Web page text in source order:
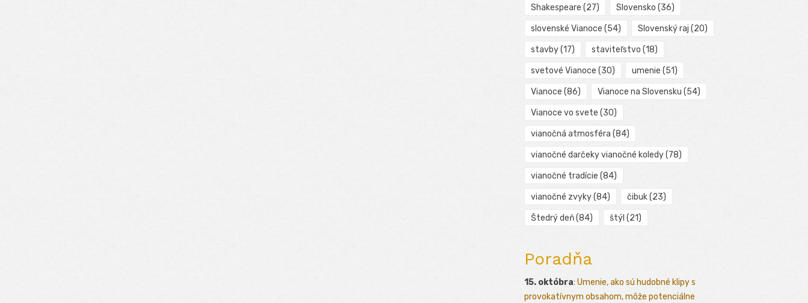
Shakespeare (27) Slovensko (36)
slovenské Vianoce (54) Slovenský raj (20)
stavby(17) staviteľstvo (18)
svetové Vianoce (30) umenie (51)
Vianoce (86) Vianoce na Slovensku (54)
Vianoce vo svete (30)
vianočná atmosféra (84)
vianočné darčeky vianočné koledy(78)
vianočné tradície (84)
vianočné zvyky(84) čibuk(23)
Štedrý deň(84) štýl (21)
Poradňa
15. októbra: Umenie, ako sú hudobné klipy s
provokatívnym obsahom, môže potenciálne